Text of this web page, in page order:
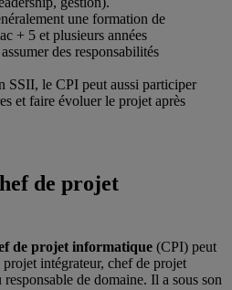
une formation de
+ 5 et plusieurs années
des responsabilités
SSII, le CPI peut aussi participer
et faire évoluer le projet après
de projet
de projet informatique (CPI) peut
intégrateur, chef de projet
de domaine. Il a sous son